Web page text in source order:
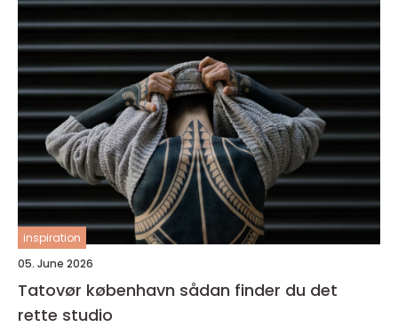
inspiration
05. June 2026
Tatovør københavn sådan finder du det
rette studio